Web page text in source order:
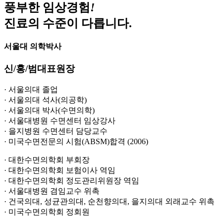
풍부한 임상경험!
진료의 수준이 다릅니다.
서울대 의학박사
신/홍/범대표원장
· 서울의대 졸업
· 서울의대 석사(의공학)
· 서울의대 박사(수면의학)
· 서울대병원 수면센터 임상강사
· 을지병원 수면센터 담당교수
· 미국수면전문의 시험(ABSM)합격 (2006)
· 대한수면의학회 부회장
· 대한수면의학회 보험이사 역임
· 대한수면의학회 정도관리위원장 역임
· 서울대병원 겸임교수 위촉
· 건국의대, 성균관의대, 순천향의대, 을지의대 외래교수 위촉
· 미국수면의학회 정회원